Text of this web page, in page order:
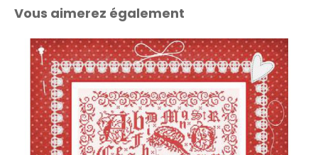
Vous aimerez également